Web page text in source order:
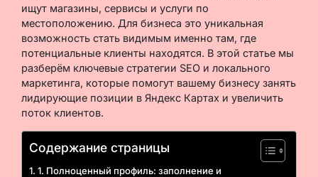
ищут магазины, сервисы и услуги по
местоположению. Для бизнеса это уникальная
возможность стать видимым именно там, где
потенциальные клиенты находятся. В этой статье мы
разберём ключевые стратегии SEO и локального
маркетинга, которые помогут вашему бизнесу занять
лидирующие позиции в Яндекс Картах и увеличить
поток клиентов.
Содержание страницы
1. Полноценный профиль: заполнение и